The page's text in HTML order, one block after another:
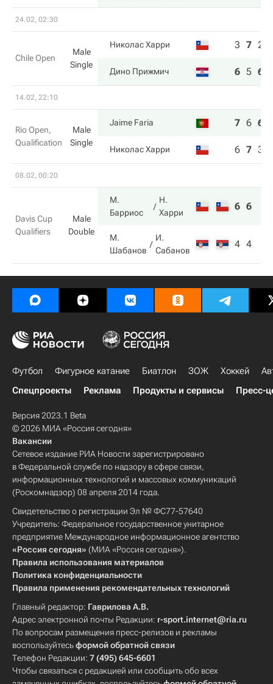
24.02, 02:30
Chile Open
Male
Single
Николас Харри 3 7 2
Дино Прижмич 6 5 6
14.02, 22:10
Rio Open,
Qualification
Male
Single
Jaime Faria 7 6 6
Николас Харри 6 7 3
08.02, 00:20
Davis Cup
Qualifiers
Male
Double
М.
Барриос
Н.
Харри
6 6
М.
Шабанов
И.
Сабанов
4 4
Футбол Фигурное катание Биатлон ЗОЖ Хоккей
Спецпроекты
Реклама Продукты и сервисы Пресс-
Версия 2023.1 Beta
© 2026 МИА «Россия сегодня»
Вакансии
Сетевое издание РИА Новости зарегистрировано
в Федеральной службе по надзору в сфере связи,
информационных технологий и массовых коммуникаций
(Роскомнадзор) 08 апреля 2014 года.
Свидетельство о регистрации Эл № ФС77-57640
Учредитель: Федеральное государственное унитарное
предприятие Международное информационное агентство
«Россия сегодня» (МИА «Россия сегодня»).
Правила использования материалов
Политика конфиденциальности
Правила применения рекомендательных технологий
Главный редактор: Гаврилова А.В.
Адрес электронной почты Редакции: r-sport.internet@ria.ru
По вопросам размещения пресс-релизов и рекламы
воспользуйтесьформой обратной связи
Телефон Редакции: 7 (495) 645-6601
Чтобы связаться с редакцией или сообщить обо всех